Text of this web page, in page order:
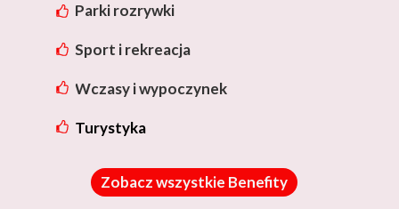
Parki rozrywki
Sport i rekreacja
Wczasy i wypoczynek
Turystyka
Zobacz wszystkie Benefity